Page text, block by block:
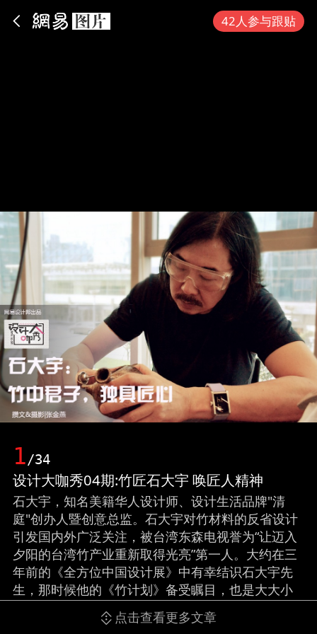
42人参与跟贴
1/34
设计大咖秀04期:竹匠石大宇 唤匠人精神
石大宇，知名美籍华人设计师、设计生活品牌"清
庭"创办人暨创意总监。石大宇对竹材料的反省设计
引发国内外广泛关注，被台湾东森电视誉为“让迈入
夕阳的台湾竹产业重新取得光亮”第一人。大约在三
年前的《全方位中国设计展》中有幸结识石大宇先
生，那时候他的《竹计划》备受瞩目，也是大大小
小闪光灯的聚焦之处，在整个用竹搭建的空间里我
第一次那么近距离感受竹作品的迷人魅力……而本次
点击查看更多文章